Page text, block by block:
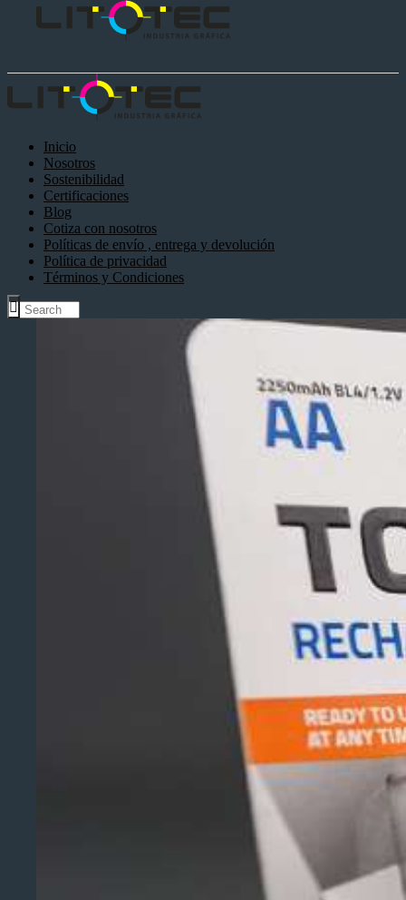
Inicio
Nosotros
Sostenibilidad
Certificaciones
Blog
Cotiza con nosotros
Políticas de envío , entrega y devolución
Política de privacidad
Términos y Condiciones